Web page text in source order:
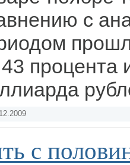
с
процента
с